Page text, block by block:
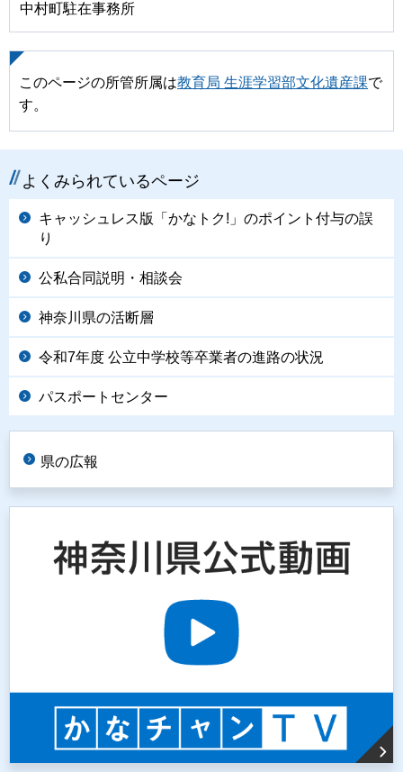
中村町駐在事務所
このページの所管所属は教育局 生涯学習部文化遺産課で
す。
よくみられているページ
キャッシュレス版「かなトク!」のポイント付与の誤
り
公私合同説明・相談会
神奈川県の活断層
令和7年度 公立中学校等卒業者の進路の状況
パスポートセンター
県の広報